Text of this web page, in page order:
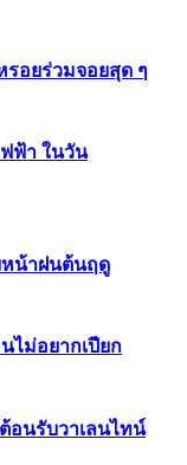
รอยร่วมจอยสุด ๆ
ฟฟ้า ในวัน
หน้าฝนต้นฤดู️
ไม่อยากเปียก
อนรับวาเลนไทน์